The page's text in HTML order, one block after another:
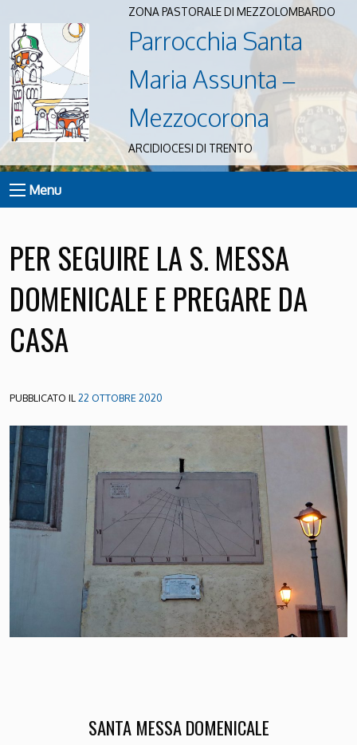
ZONA PASTORALE DI MEZZOLOMBARDO
Parrocchia Santa
Maria Assunta –
Mezzocorona
ARCIDIOCESI DI TRENTO
Menu
PER SEGUIRE LA S. MESSA
DOMENICALE E PREGARE DA
CASA
PUBBLICATO IL22 OTTOBRE 2020
SANTA MESSA DOMENICALE